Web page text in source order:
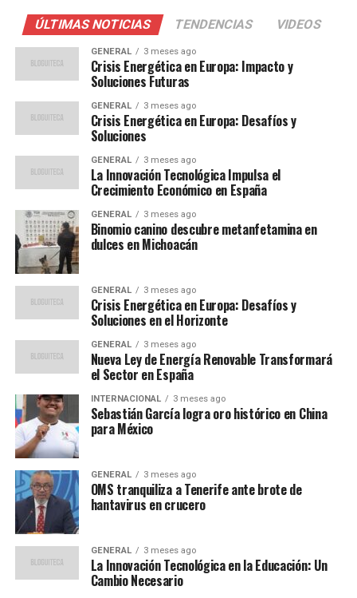
destacó Abascal. Según él, estas infraestructuras son
vitales para evitar muertes de españoles, y desestimó las
críticas que los tildan de “negacionistas”.
El respaldo del PP y la
controversia gubernamental
A pesar de las limitaciones legales, el PP parece estar de
acuerdo con la idea de Vox, asegurando que ya habían
propuesto un plan similar. Miguel Tellado, secretario
general del PP, comentó este jueves:
“Feijóo presentó el Plan
Valencia, un plan para
actuar en las
infraestructuras
hidráulicas de la
Comunidad Valenciana. Un
plan que supone 12.000
millones de euros de
inversión para ejecutar en
los próximos 10 años y por
lo tanto estamos de
acuerdo con que esa
inversión es necesaria”.
ÚLTIMAS NOTICIAS TENDENCIAS VIDEOS
GENERAL 3 meses ago
Crisis Energética en Europa: Impacto y
Soluciones Futuras
GENERAL 3 meses ago
Crisis Energética en Europa: Desafíos y
Soluciones
GENERAL 3 meses ago
La Innovación Tecnológica Impulsa el
Crecimiento Económico en España
GENERAL 3 meses ago
Binomio canino descubre metanfetamina en
dulces en Michoacán
GENERAL 3 meses ago
Crisis Energética en Europa: Desafíos y
Soluciones en el Horizonte
GENERAL 3 meses ago
Nueva Ley de Energía Renovable Transformará
el Sector en España
INTERNACIONAL 3 meses ago
Sebastián García logra oro histórico en China
para México
GENERAL 3 meses ago
OMS tranquiliza a Tenerife ante brote de
hantavirus en crucero
GENERAL 3 meses ago
La Innovación Tecnológica en la Educación: Un
Cambio Necesario